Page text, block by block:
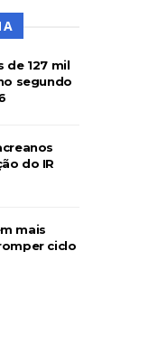
de 127 mil
segundo
do IR
mais
ciclo